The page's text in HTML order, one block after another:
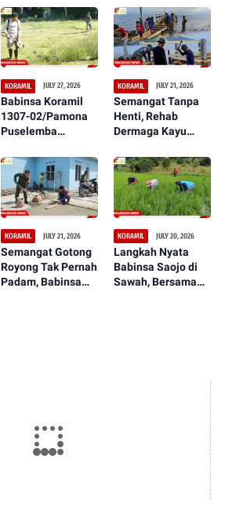
KORAMIL JULY 27, 2026
Babinsa Koramil
1307-02/Pamona
Puselemba
Masyarakat
Ciptakan Lapangan
Sepak Bola Bersih,
Nyaman, dan
Representatif
KORAMIL JULY 21, 2026
Semangat Tanpa
Henti, Rehab
Dermaga Kayu
Teritorial TNI Terus
Tunjukkan
Perkembangan
Signifikan
KORAMIL JULY 21, 2026
Semangat Gotong
Royong Tak Pernah
Padam, Babinsa
KORAMIL JULY 20, 2026
Langkah Nyata
Babinsa Saojo di
Sawah, Bersama